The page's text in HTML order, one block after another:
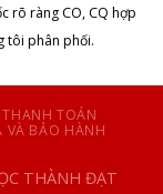
rõ ràng CO, CQ hợp
tôi phân phối.
TOÁN
VÀ BẢO HÀNH
THÀNH ĐẠT